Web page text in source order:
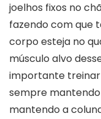
joelhos fixos no
fazendo com que
corpo esteja no
músculo alvo
importante
sempre mantendo
mantendo a